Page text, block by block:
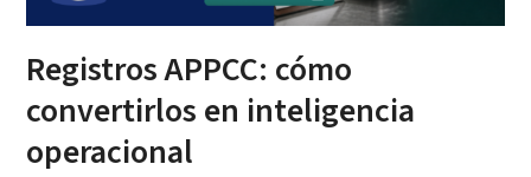
Registros APPCC: cómo
convertirlos en inteligencia
operacional